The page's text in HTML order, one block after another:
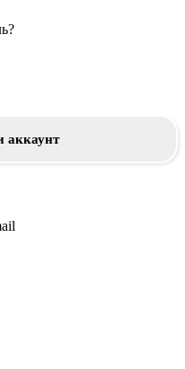
аккаунт